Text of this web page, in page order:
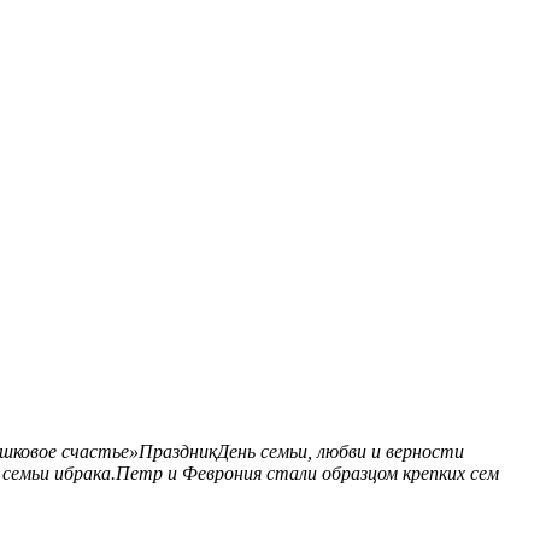
счастье»ПраздникДень семьи, любви и верности
ибрака.Петр и Феврония стали образцом крепких сем